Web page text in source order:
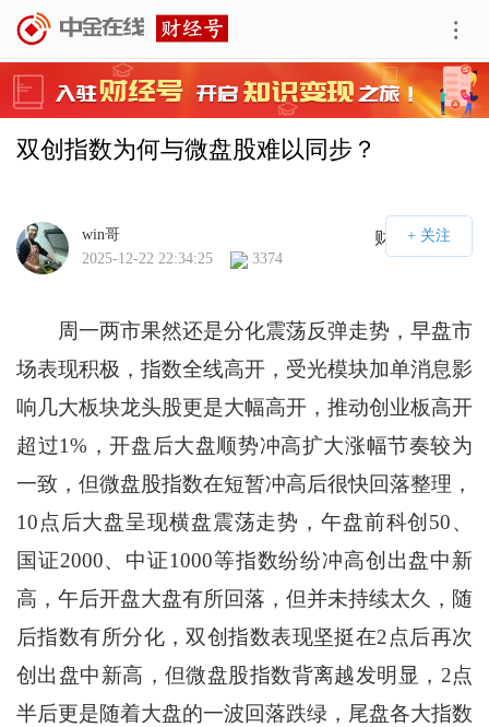
双创指数为何与微盘股难以同步？
财经号APP
win哥
2025-12-22 22:34:25
3374
周一两市果然还是分化震荡反弹走势，早盘市
场表现积极，指数全线高开，受光模块加单消息影
响几大板块龙头股更是大幅高开，推动创业板高开
超过1%，开盘后大盘顺势冲高扩大涨幅节奏较为
一致，但微盘股指数在短暂冲高后很快回落整理，
10点后大盘呈现横盘震荡走势，午盘前科创50、
国证2000、中证1000等指数纷纷冲高创出盘中新
高，午后开盘大盘有所回落，但并未持续太久，随
后指数有所分化，双创指数表现坚挺在2点后再次
创出盘中新高，但微盘股指数背离越发明显，2点
半后更是随着大盘的一波回落跌绿，尾盘各大指数